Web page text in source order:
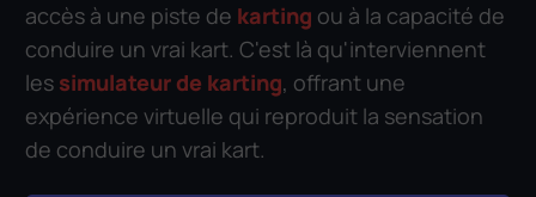
accès à une piste de karting ou à la capacité de
conduire un vrai kart. C'est là qu'interviennent
les simulateur de karting, offrant une
expérience virtuelle qui reproduit la sensation
de conduire un vrai kart.